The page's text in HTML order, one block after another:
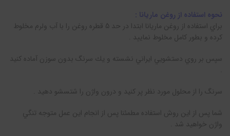
نحوه استفاده از روغن ماريانا :
براي استفاده از روغن ماريانا ابتدا در حد 5 قطره روغن را با آب ولرم مخلوط
كرده و بطور كامل مخلوط نماييد .
سپس بر روي دستشويي ايراني نشسته و يك سرنگ بدون سوزن آماده كنيد
سرنگ را از محلول مورد نظر پر كنيد و درون واژن را شتسشو دهيد .
شما پس از اين روش استفاده مطمئنا پس از انجام اين عمل متوجه تنگي
واژن خواهيد شد .